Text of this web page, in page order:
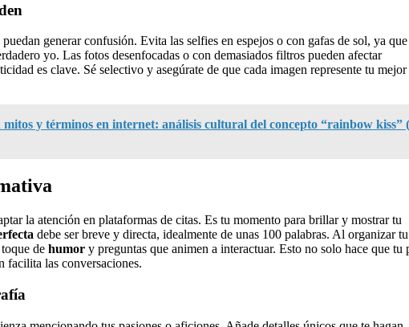
puedan generar confusión. Evita las selfies en espejos o con gafas de sol, ya que
yo. Las fotos desenfocadas o con demasiados filtros pueden afectar
es clave. Sé selectivo y asegúrate de que cada imagen represente tu mejor
mitos y términos en internet: análisis cultural del concepto “rainbow kiss”
la atención en plataformas de citas. Es tu momento para brillar y mostrar tu
debe ser breve y directa, idealmente de unas 100 palabras. Al organizar tu
de humor y preguntas que animen a interactuar. Esto no solo hace que tu
facilita las conversaciones.